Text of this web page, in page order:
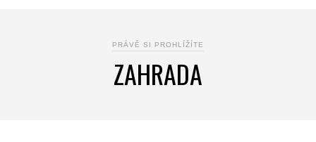
PRÁVĚ SI PROHLÍŽÍTE
ZAHRADA